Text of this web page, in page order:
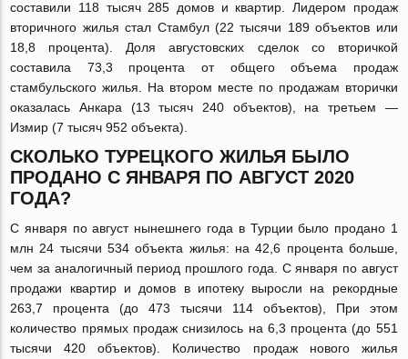
составили 118 тысяч 285 домов и квартир. Лидером продаж
вторичного жилья стал Стамбул (22 тысячи 189 объектов или
18,8 процента). Доля августовских сделок со вторичкой
составила 73,3 процента от общего объема продаж
стамбульского жилья. На втором месте по продажам вторички
оказалась Анкара (13 тысяч 240 объектов), на третьем —
Измир (7 тысяч 952 объекта).
СКОЛЬКО ТУРЕЦКОГО ЖИЛЬЯ БЫЛО
ПРОДАНО С ЯНВАРЯ ПО АВГУСТ 2020
ГОДА?
С января по август нынешнего года в Турции было продано 1
млн 24 тысячи 534 объекта жилья: на 42,6 процента больше,
чем за аналогичный период прошлого года. С января по август
продажи квартир и домов в ипотеку выросли на рекордные
263,7 процента (до 473 тысячи 114 объектов), При этом
количество прямых продаж снизилось на 6,3 процента (до 551
тысячи 420 объектов). Количество продаж нового жилья